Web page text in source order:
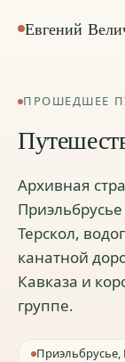
Евгений
ПРОШЕДШЕЕ
Архивная
Терскол,
канатной
Кавказа и
группе.
Приэльбрусье,